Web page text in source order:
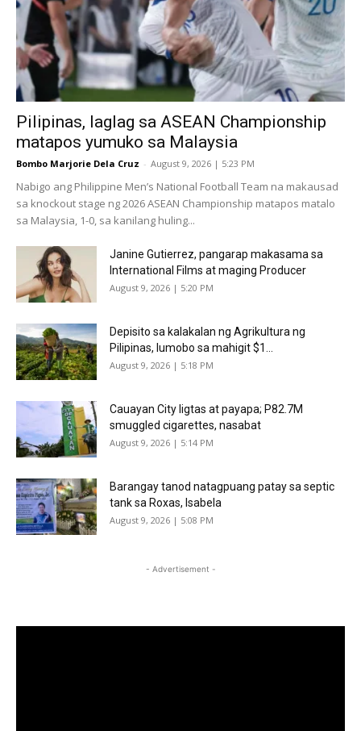
Pilipinas, laglag sa ASEAN Championship
matapos yumuko sa Malaysia
Bombo Marjorie Dela Cruz - August 9, 2026 | 5:23 PM
Nabigo ang Philippine Men’s National Football Team na makausad
sa knockout stage ng 2026 ASEAN Championship matapos matalo
sa Malaysia, 1-0, sa kanilang huling...
Janine Gutierrez, pangarap makasama sa
International Films at maging Producer
August 9, 2026 | 5:20 PM
Depisito sa kalakalan ng Agrikultura ng
Pilipinas, lumobo sa mahigit $1...
August 9, 2026 | 5:18 PM
Cauayan City ligtas at payapa; P82.7M
smuggled cigarettes, nasabat
August 9, 2026 | 5:14 PM
Barangay tanod natagpuang patay sa septic
tank sa Roxas, Isabela
August 9, 2026 | 5:08 PM
- Advertisement -